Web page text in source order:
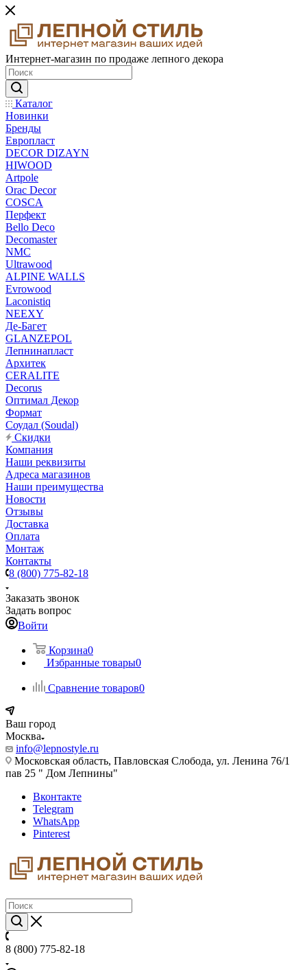
Интернет-магазин по продаже лепного декора
Каталог
Новинки
Бренды
Европласт
DECOR DIZAYN
HIWOOD
Artpole
Orac Decor
COSCA
Перфект
Bello Deco
Decomaster
NMС
Ultrawood
ALPINE WALLS
Evrowood
Laconistiq
NEEXY
Де-Багет
GLANZEPOL
Лепнинапласт
Архитек
CERALITE
Decorus
Оптимал Декор
Формат
Соудал (Soudal)
Скидки
Компания
Наши реквизиты
Адреса магазинов
Наши преимущества
Новости
Отзывы
Доставка
Оплата
Монтаж
Контакты
8 (800) 775-82-18
Заказать звонок
Задать вопрос
Войти
Корзина0
Избранные товары0
Сравнение товаров0
Ваш город
Москва
info@lepnostyle.ru
Московская область, Павловская Слобода, ул. Ленина 76/1
пав 25 " Дом Лепнины"
Вконтакте
Telegram
WhatsApp
Pinterest
8 (800) 775-82-18